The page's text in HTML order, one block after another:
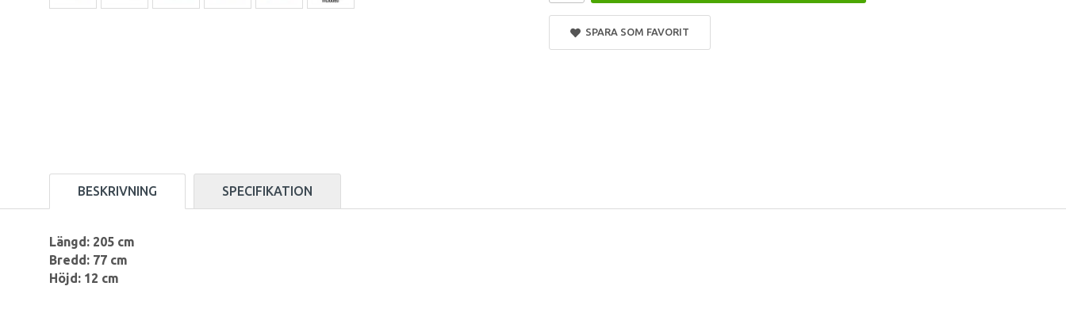
SPARA SOM FAVORIT
BESKRIVNING SPECIFIKATION
Längd: 205 cm
Bredd: 77 cm
Höjd: 12 cm